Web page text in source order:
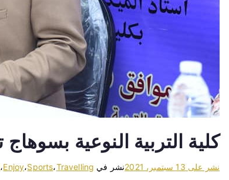
كلية التربية النوعية
نشر على 13 سبتمبر، 2021 نشر في Enjoy،Sports،Travelling ،